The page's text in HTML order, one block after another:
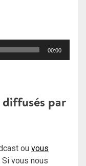
00:00
diffusés par
ou vous
Si vous nous